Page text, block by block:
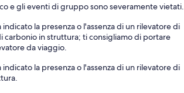
e gli eventi di gruppo sono severamente vietati.
indicato la presenza o l'assenza di un rilevatore di
carbonio in struttura; ti consigliamo di portare
da viaggio.
indicato la presenza o l'assenza di un rilevatore di